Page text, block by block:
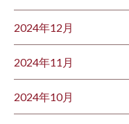
2024年12月
2024年11月
2024年10月